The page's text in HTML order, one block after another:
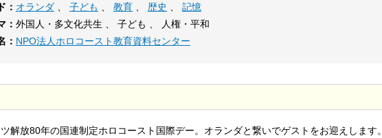
： オランダ 子ども 教育 歴史
記憶
： 外国人・多文化共生 、 子ども 、 人権・平和
： NPO法人ホロコースト教育資料センター
解放80年の国連制定ホロコースト国際デー。オランダと繋いでゲストをお迎えします。